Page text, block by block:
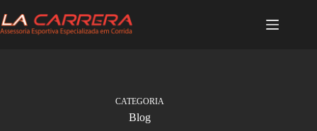
para
o
CATEGORIA
Blog